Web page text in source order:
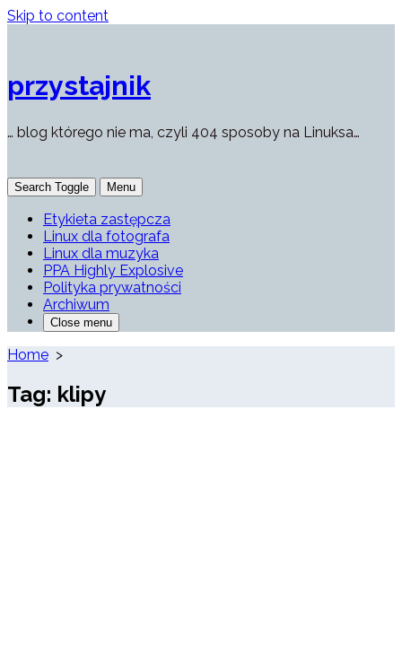
Skip to content
przystajnik
… blog którego nie ma, czyli 404 sposoby na Linuksa…
Search Toggle Menu
Etykieta zastępcza
Linux dla fotografa
Linux dla muzyka
PPA Highly Explosive
Polityka prywatności
Archiwum
Close menu
Home >
Tag: klipy